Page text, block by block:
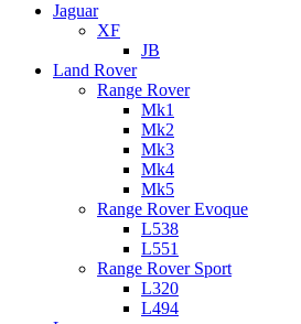
Jaguar
XF
JB
Land Rover
Range Rover
Mk1
Mk2
Mk3
Mk4
Mk5
Range Rover Evoque
L538
L551
Range Rover Sport
L320
L494